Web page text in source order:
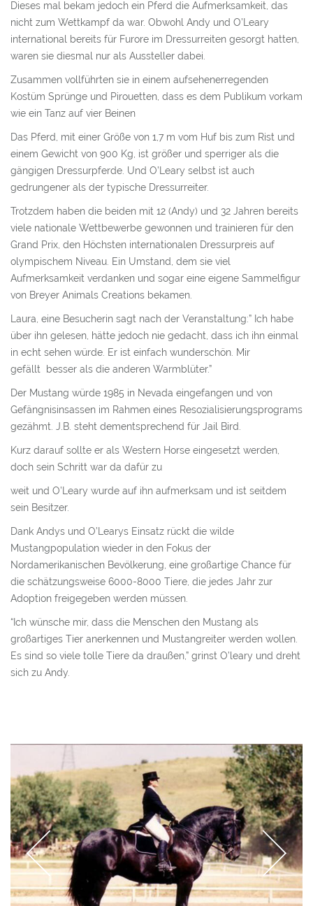
Dieses mal bekam jedoch ein Pferd die Aufmerksamkeit, das
nicht zum Wettkampf da war. Obwohl Andy und O’Leary
international bereits für Furore im Dressurreiten gesorgt hatten,
waren sie diesmal nur als Aussteller dabei.
Zusammen vollführten sie in einem aufsehenerregenden
Kostüm Sprünge und Pirouetten, dass es dem Publikum vorkam
wie ein Tanz auf vier Beinen
Das Pferd, mit einer Größe von 1,7 m vom Huf bis zum Rist und
einem Gewicht von 900 Kg, ist größer und sperriger als die
gängigen Dressurpferde. Und O’Leary selbst ist auch
gedrungener als der typische Dressurreiter.
Trotzdem haben die beiden mit 12 (Andy) und 32 Jahren bereits
viele nationale Wettbewerbe gewonnen und trainieren für den
Grand Prix, den Höchsten internationalen Dressurpreis auf
olympischem Niveau. Ein Umstand, dem sie viel
Aufmerksamkeit verdanken und sogar eine eigene Sammelfigur
von Breyer Animals Creations bekamen.
Laura, eine Besucherin sagt nach der Veranstaltung:” Ich habe
über ihn gelesen, hätte jedoch nie gedacht, dass ich ihn einmal
in echt sehen würde. Er ist einfach wunderschön. Mir
gefällt besser als die anderen Warmblüter.”
Der Mustang würde 1985 in Nevada eingefangen und von
Gefängnisinsassen im Rahmen eines Resozialisierungsprograms
gezähmt. J.B. steht dementsprechend für Jail Bird.
Kurz darauf sollte er als Western Horse eingesetzt werden,
doch sein Schritt war da dafür zu
weit und O’Leary wurde auf ihn aufmerksam und ist seitdem
sein Besitzer.
Dank Andys und O’Learys Einsatz rückt die wilde
Mustangpopulation wieder in den Fokus der
Nordamerikanischen Bevölkerung, eine großartige Chance für
die schätzungsweise 6000-8000 Tiere, die jedes Jahr zur
Adoption freigegeben werden müssen.
“Ich wünsche mir, dass die Menschen den Mustang als
großartiges Tier anerkennen und Mustangreiter werden wollen.
Es sind so viele tolle Tiere da draußen,” grinst O’leary und dreht
sich zu Andy.